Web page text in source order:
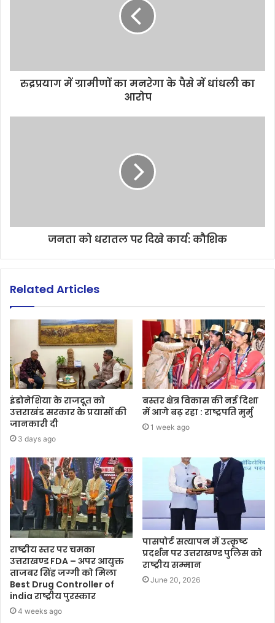
रुद्रप्रयाग में ग्रामीणों का मनरेगा के पैसे में धांधली का
आरोप
जनता को धरातल पर दिखे कार्य: कौशिक
Related Articles
इंडोनेशिया के राजदूत को
उत्तराखंड सरकार के प्रयासों की
जानकारी दी
3 days ago
बस्तर क्षेत्र विकास की नई दिशा
में आगे बढ़ रहा : राष्ट्रपति मुर्मु
1 week ago
राष्ट्रीय स्तर पर चमका
उत्तराखण्ड FDA – अपर आयुक्त
ताजबर सिंह जग्गी को मिला
Best Drug Controller of
india राष्ट्रीय पुरस्कार
4 weeks ago
पासपोर्ट सत्यापन में उत्कृष्ट
प्रदर्शन पर उत्तराखण्ड पुलिस को
राष्ट्रीय सम्मान
June 20, 2026